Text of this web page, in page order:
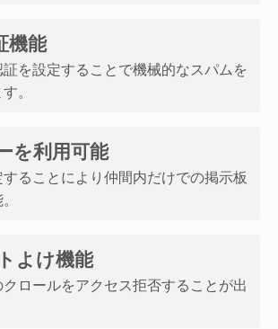
機能
を設定することで機械的なスパムを
。
を利用可能
ることにより仲間内だけでの掲示板
よけ機能
ロールをアクセス拒否することが出